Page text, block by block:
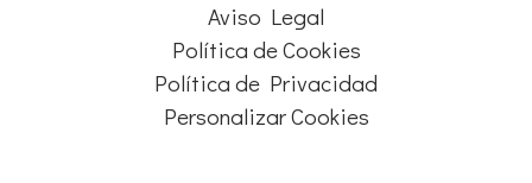
Aviso Legal
Política de Cookies
Política de Privacidad
Personalizar Cookies